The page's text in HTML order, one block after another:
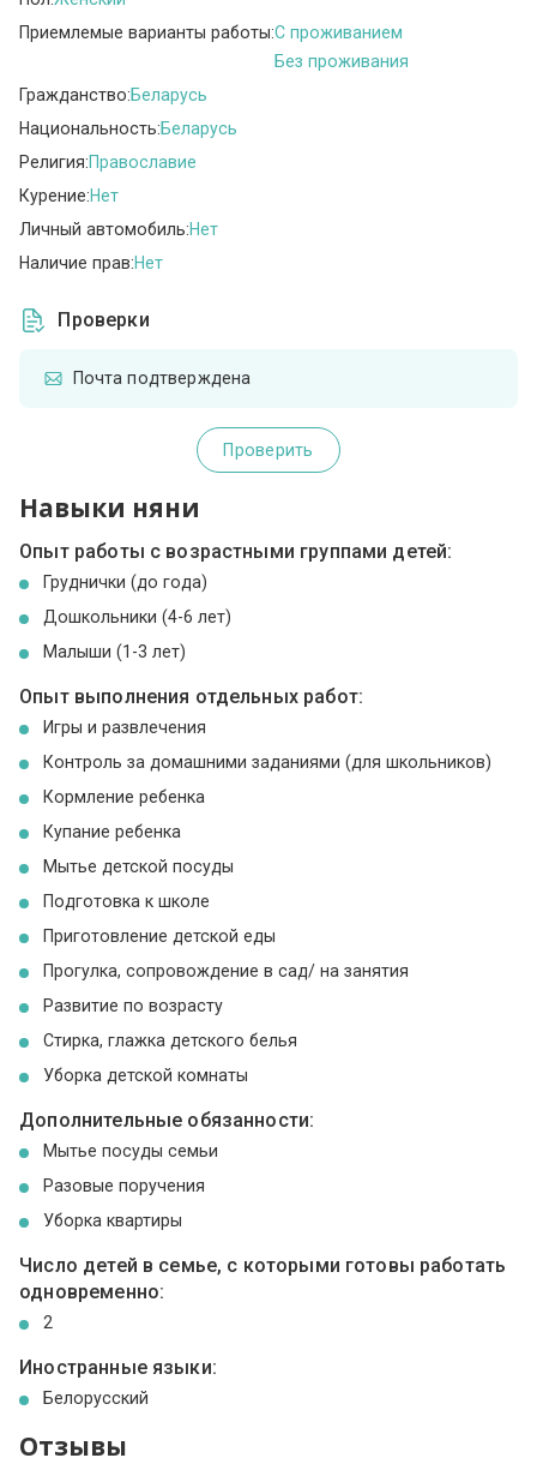
Приемлемые варианты работы:C проживанием
Без проживания
Гражданство:Беларусь
Национальность:Беларусь
Религия:Православие
Курение:Нет
Личный автомобиль:Нет
Наличие прав:Нет
Проверки
Почта подтверждена
Проверить
Навыки няни
Опыт работы с возрастными группами детей:
Груднички (до года)
Дошкольники (4-6 лет)
Малыши (1-3 лет)
Опыт выполнения отдельных работ:
Игры и развлечения
Контроль за домашними заданиями (для школьников)
Кормление ребенка
Купание ребенка
Мытье детской посуды
Подготовка к школе
Приготовление детской еды
Прогулка, сопровождение в сад/ на занятия
Развитие по возрасту
Стирка, глажка детского белья
Уборка детской комнаты
Дополнительные обязанности:
Мытье посуды семьи
Разовые поручения
Уборка квартиры
Число детей в семье, с которыми готовы работать
одновременно:
2
Иностранные языки:
Белорусский
Отзывы